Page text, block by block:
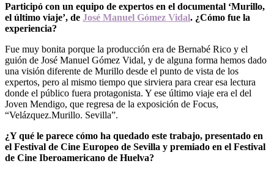
Participó con un equipo de expertos en el documental ‘Murillo,
el último viaje’, de José Manuel Gómez Vidal. ¿Cómo fue la
experiencia?
Fue muy bonita porque la producción era de Bernabé Rico y el
guión de José Manuel Gómez Vidal, y de alguna forma hemos dado
una visión diferente de Murillo desde el punto de vista de los
expertos, pero al mismo tiempo que sirviera para crear esa lectura
donde el público fuera protagonista. Y ese último viaje era el del
Joven Mendigo, que regresa de la exposición de Focus,
“Velázquez.Murillo. Sevilla”.
¿Y qué le parece cómo ha quedado este trabajo, presentado en
el Festival de Cine Europeo de Sevilla y premiado en el Festival
de Cine Iberoamericano de Huelva?